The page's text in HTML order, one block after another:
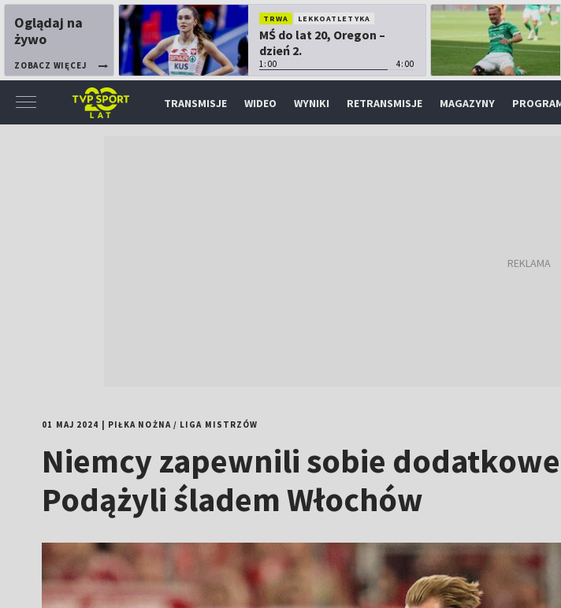
Oglądaj na
żywo
ZOBACZ WIĘCEJ
TRWA LEKKOATLETYKA
MŚ do lat 20, Oregon –
dzień 2.
1:00 4:00
TRANSMISJE WIDEO WYNIKI RETRANSMISJE MAGAZYNY
01 MAJ 2024 PIŁKA NOŻNA/ LIGA MISTRZÓW
Niemcy zapewnili sobie
Podążyli śladem Włochów